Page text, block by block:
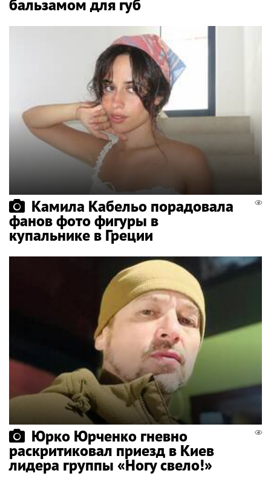
бальзамом для губ
Камила Кабельо порадовала
фанов фото фигуры в
купальнике в Греции
Юрко Юрченко гневно
раскритиковал приезд в Киев
лидера группы «Ногу свело!»